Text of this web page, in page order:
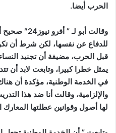
الحرب أيضا.
وقالت أبو لـ
للدفاع عن نفسها، لكن شرط أن
قبل الحرب، مضيفة أن تجنيد
يمثل خطرا كبيرا، وتابعت لابد أن
في الخدمة الوطنية، مؤكدة أن
والإلزامية، وقالت أنا ضد هذا
لها أصول وقوانين عطلتها المعارك